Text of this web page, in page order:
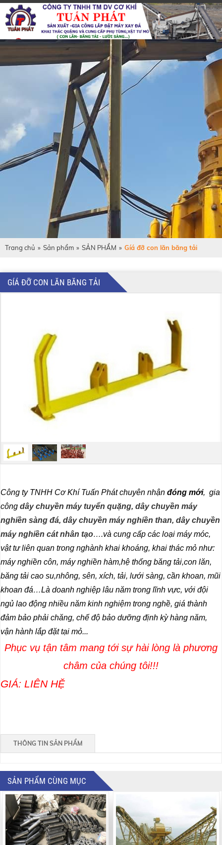
Trang chủ » Sản phẩm » SẢN PHẨM » Gíá đỡ con lăn băng tải
GÍÁ ĐỠ CON LĂN BĂNG TẢI
Công ty TNHH Cơ Khí Tuấn Phát chuyên nhận đóng mới, gia
công dây chuyền máy tuyển quặng, dây chuyền máy
nghiền sàng đá, dây chuyền máy nghiền than, dây chuyền
máy nghiền cát nhân tạo….và cung cấp các loại máy móc,
vật tư liên quan trong nghành khai khoáng, khai thác mỏ như:
máy nghiền côn, máy nghiền hàm,hệ thống băng tải,con lăn,
băng tải cao su,nhông, sên, xích, tải, lưới sàng, cần khoan, mũi
khoan đá…Là doanh nghiệp lâu năm trong lĩnh vực, với đội
ngủ lao động nhiều năm kinh nghiệm trong nghề, giá thành
đảm bảo phải chăng, chế độ bảo dưỡng định kỳ hàng năm,
vận hành lắp đặt tại mỏ...
Phục vụ tận tâm mang tới sự hài lòng là phương
châm của chúng tôi!!!
GIÁ: LIÊN HỆ
THÔNG TIN SẢN PHẨM
SẢN PHẨM CÙNG MỤC